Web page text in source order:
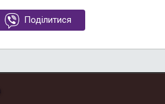
Поділитися